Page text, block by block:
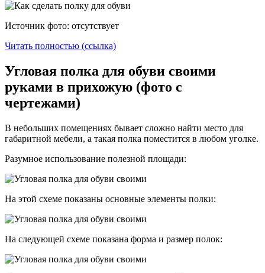
Источник фото: отсутствует
Читать полностью (ссылка)
Угловая полка для обуви своими
руками в прихожую (фото с
чертежами)
В небольших помещениях бывает сложно найти место для
габаритной мебели, а такая полка поместится в любом уголке.
Разумное использование полезной площади:
На этой схеме показаны основные элементы полки:
На следующей схеме показана форма и размер полок: